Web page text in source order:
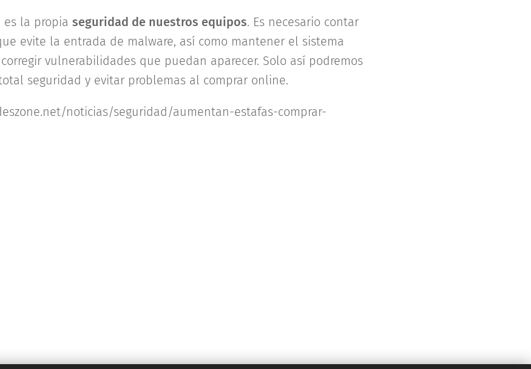
es la propia seguridad de nuestros equipos. Es necesario contar
evite la entrada de malware, así como mantener el sistema
vulnerabilidades que puedan aparecer. Solo así podremos
seguridad y evitar problemas al comprar online.
noticias/seguridad/aumentan-estafas-comprar-